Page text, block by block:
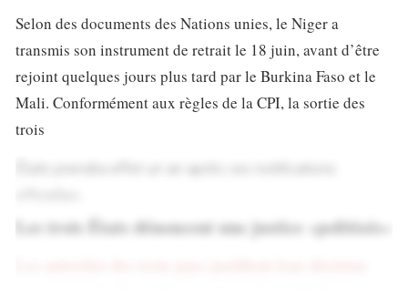
Selon des documents des Nations unies, le Niger a
transmis son instrument de retrait le 18 juin, avant d’être
rejoint quelques jours plus tard par le Burkina Faso et le
Mali. Conformément aux règles de la CPI, la sortie des
trois
États prendra effet un an après ces notifications
Les trois États dénoncent une justice «politisée»